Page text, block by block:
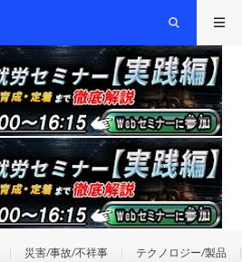
災害/事故/不祥事 テクノロジー/製品